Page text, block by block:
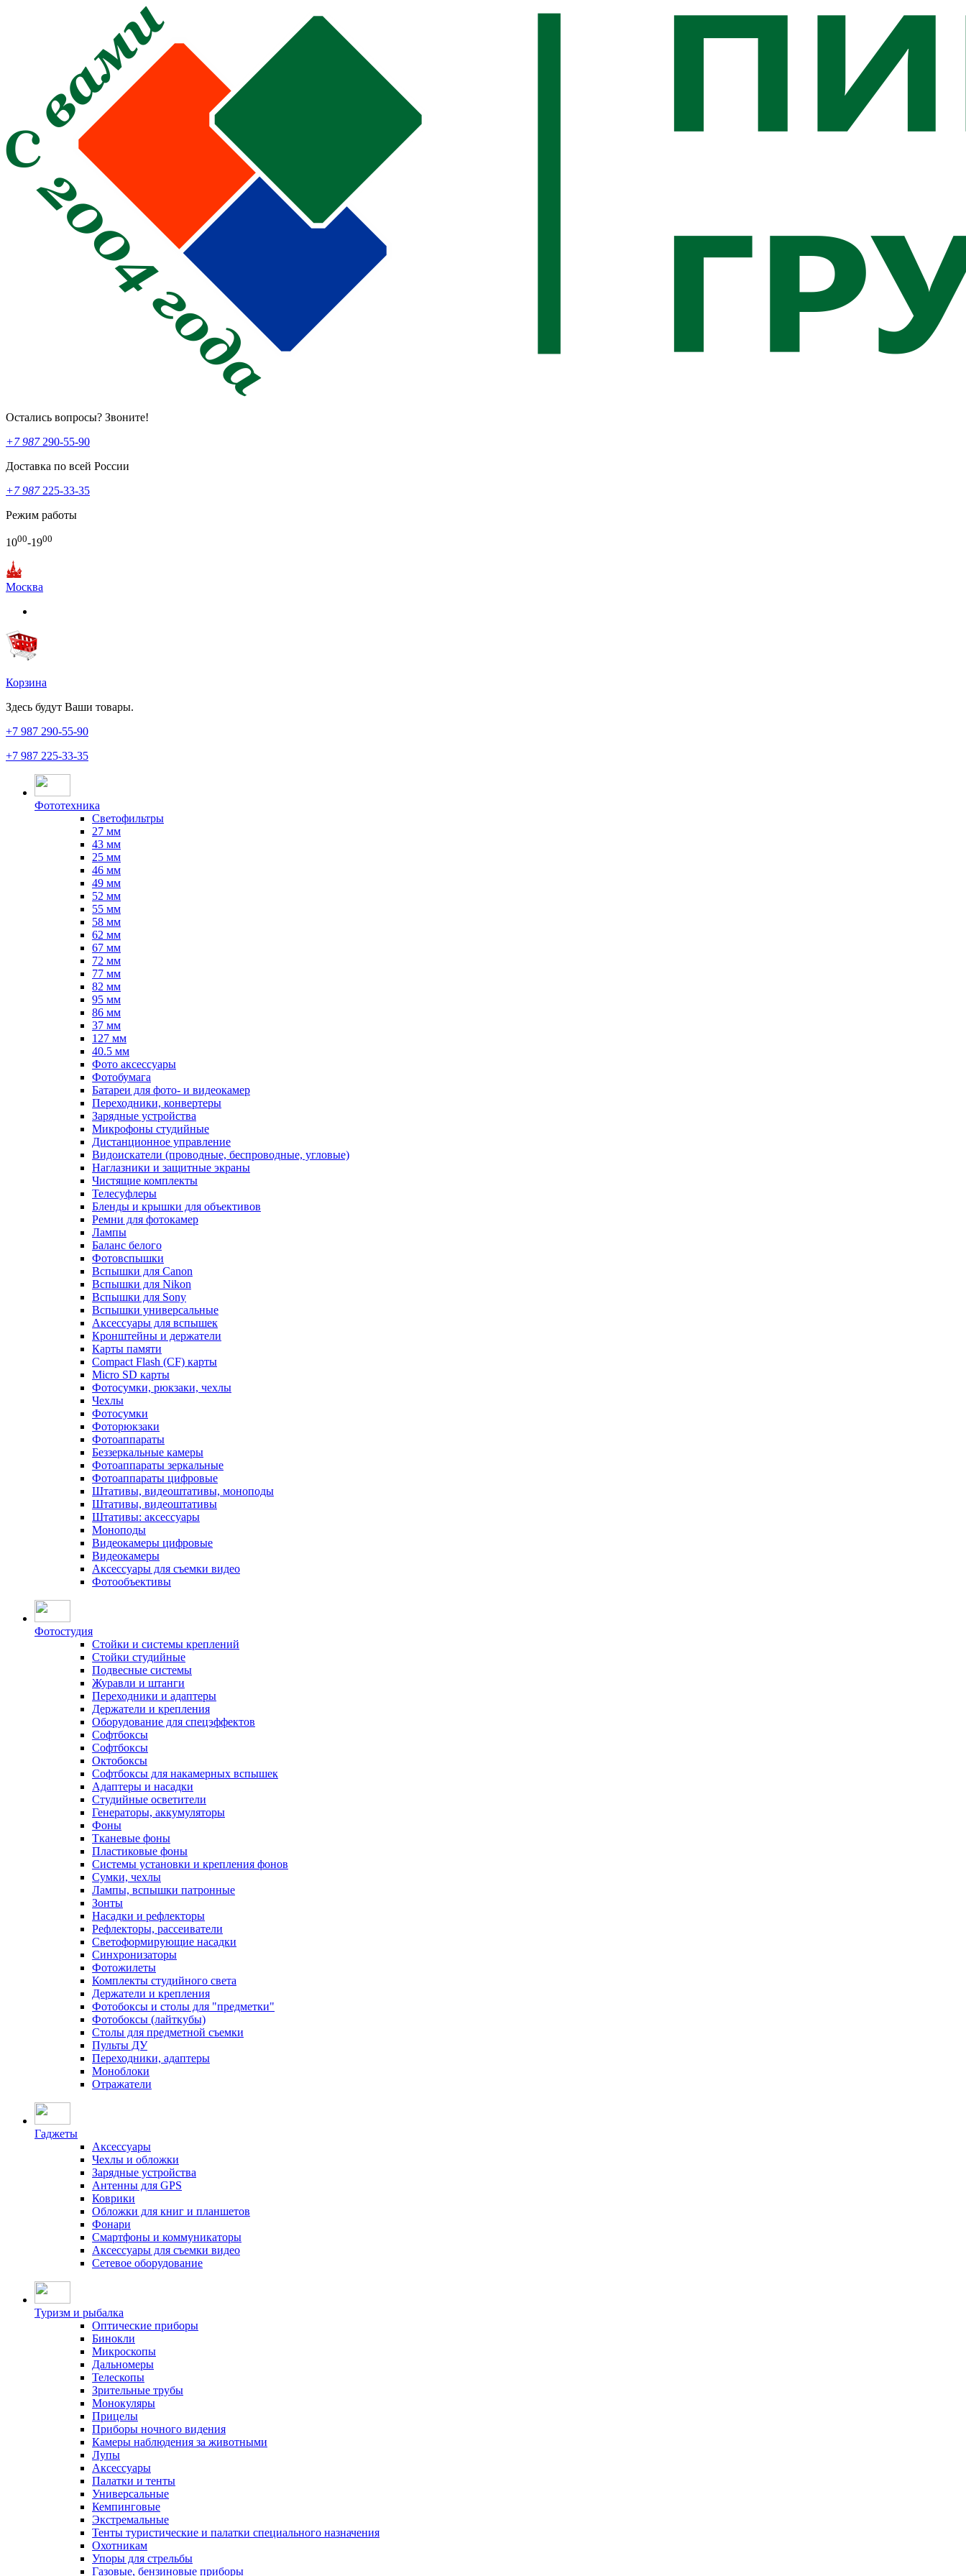
Остались вопросы? Звоните!
+7 987290-55-90
Доставка по всей России
+7 987225-33-35
Режим работы
1000-1900
Москва
Корзина
Здесь будут Ваши товары.
+7 987 290-55-90
+7 987 225-33-35
Фототехника
Светофильтры
27 мм
43 мм
25 мм
46 мм
49 мм
52 мм
55 мм
58 мм
62 мм
67 мм
72 мм
77 мм
82 мм
95 мм
86 мм
37 мм
127 мм
40.5 мм
Фото аксессуары
Фотобумага
Батареи для фото- и видеокамер
Переходники, конвертеры
Зарядные устройства
Микрофоны студийные
Дистанционное управление
Видоискатели (проводные, беспроводные, угловые)
Наглазники и защитные экраны
Чистящие комплекты
Телесуфлеры
Бленды и крышки для объективов
Ремни для фотокамер
Лампы
Баланс белого
Фотовспышки
Вспышки для Canon
Вспышки для Nikon
Вспышки для Sony
Вспышки универсальные
Аксесcуары для вспышек
Кронштейны и держатели
Карты памяти
Compact Flash (CF) карты
Micro SD карты
Фотосумки, рюкзаки, чехлы
Чехлы
Фотосумки
Фоторюкзаки
Фотоаппараты
Беззеркальные камеры
Фотоаппараты зеркальные
Фотоаппараты цифровые
Штативы, видеоштативы, моноподы
Штативы, видеоштативы
Штативы: аксессуары
Моноподы
Видеокамеры цифровые
Видеокамеры
Аксессуары для съемки видео
Фотообъективы
Фотостудия
Стойки и системы креплений
Стойки студийные
Подвесные системы
Журавли и штанги
Переходники и адаптеры
Держатели и крепления
Оборудование для спецэффектов
Софтбоксы
Софтбоксы
Октобоксы
Софтбоксы для накамерных вспышек
Адаптеры и насадки
Студийные осветители
Генераторы, аккумуляторы
Фоны
Тканевые фоны
Пластиковые фоны
Системы установки и крепления фонов
Сумки, чехлы
Лампы, вспышки патронные
Зонты
Насадки и рефлекторы
Рефлекторы, рассеиватели
Светоформирующие насадки
Синхронизаторы
Фотожилеты
Комплекты студийного света
Держатели и крепления
Фотобоксы и столы для "предметки"
Фотобоксы (лайткубы)
Столы для предметной съемки
Пульты ДУ
Переходники, адаптеры
Моноблоки
Отражатели
Гаджеты
Аксессуары
Чехлы и обложки
Зарядные устройства
Антенны для GPS
Коврики
Обложки для книг и планшетов
Фонари
Смартфоны и коммуникаторы
Аксессуары для съемки видео
Сетевое оборудование
Туризм и рыбалка
Оптические приборы
Бинокли
Микроскопы
Дальномеры
Телескопы
Зрительные трубы
Монокуляры
Прицелы
Приборы ночного видения
Камеры наблюдения за животными
Лупы
Аксессуары
Палатки и тенты
Универсальные
Кемпинговые
Экстремальные
Тенты туристические и палатки специального назначения
Охотникам
Упоры для стрельбы
Газовые, бензиновые приборы